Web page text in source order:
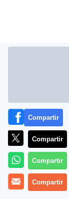
Más información
Compartir
Compartir
Compartir
Compartir